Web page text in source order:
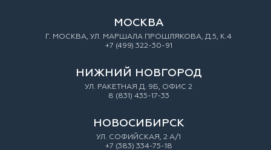
МОСКВА
Г. МОСКВА, УЛ. МАРШАЛА ПРОШЛЯКОВА, Д.5, К.4
+7 (499) 322-30-91
НИЖНИЙ НОВГОРОД
УЛ. РАКЕТНАЯ Д. 9Б, ОФИС 2
8 (831) 435-17-33
НОВОСИБИРСК
УЛ. СОФИЙСКАЯ, 2 А/1
+7 (383) 334-75-18